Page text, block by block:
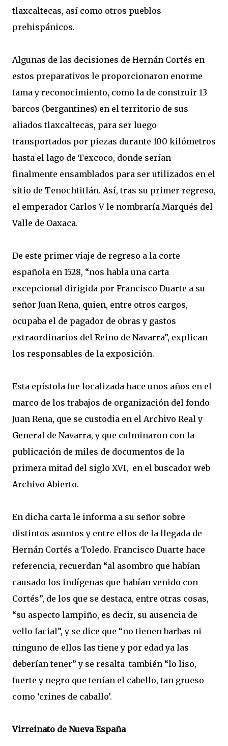
tlaxcaltecas, así como otros pueblos
prehispánicos.
Algunas de las decisiones de Hernán Cortés en
estos preparativos le proporcionaron enorme
fama y reconocimiento, como la de construir 13
barcos (bergantines) en el territorio de sus
aliados tlaxcaltecas, para ser luego
transportados por piezas durante 100 kilómetros
hasta el lago de Texcoco, donde serían
finalmente ensamblados para ser utilizados en el
sitio de Tenochtitlán. Así, tras su primer regreso,
el emperador Carlos V le nombraría Marqués del
Valle de Oaxaca.
De este primer viaje de regreso a la corte
española en 1528, “nos habla una carta
excepcional dirigida por Francisco Duarte a su
señor Juan Rena, quien, entre otros cargos,
ocupaba el de pagador de obras y gastos
extraordinarios del Reino de Navarra”, explican
los responsables de la exposición.
Esta epístola fue localizada hace unos años en el
marco de los trabajos de organización del fondo
Juan Rena, que se custodia en el Archivo Real y
General de Navarra, y que culminaron con la
publicación de miles de documentos de la
primera mitad del siglo XVI, en el buscador web
Archivo Abierto.
En dicha carta le informa a su señor sobre
distintos asuntos y entre ellos de la llegada de
Hernán Cortés a Toledo. Francisco Duarte hace
referencia, recuerdan “al asombro que habían
causado los indígenas que habían venido con
Cortés”, de los que se destaca, entre otras cosas,
“su aspecto lampiño, es decir, su ausencia de
vello facial”, y se dice que “no tienen barbas ni
ninguno de ellos las tiene y por edad ya las
deberían tener” y se resalta también “lo liso,
fuerte y negro que tenían el cabello, tan grueso
como ‘crines de caballo’.
Virreinato de Nueva España